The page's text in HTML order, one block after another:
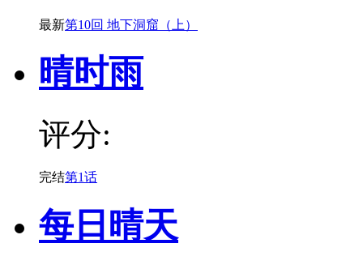
最新第10回 地下洞窟（上）
晴时雨
评分:
完结第1话
每日晴天